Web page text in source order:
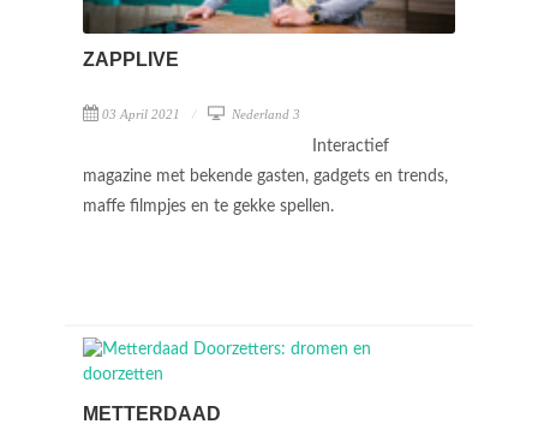
ZAPPLIVE
03 April 2021 Nederland 3
Interactief
magazine met bekende gasten, gadgets en trends,
maffe filmpjes en te gekke spellen.
METTERDAAD